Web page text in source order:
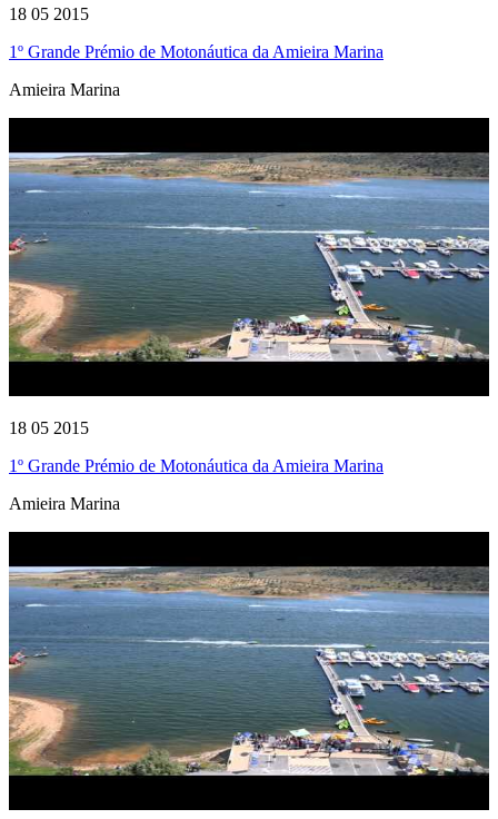
18 05 2015
1º Grande Prémio de Motonáutica da Amieira Marina
Amieira Marina
18 05 2015
1º Grande Prémio de Motonáutica da Amieira Marina
Amieira Marina